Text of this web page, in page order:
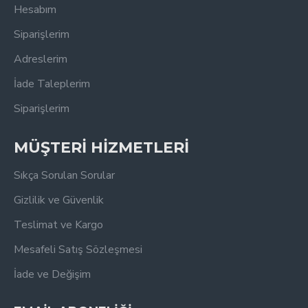
Hesabım
Siparişlerim
Adreslerim
İade Taleplerim
Siparişlerim
MÜŞTERİ HİZMETLERİ
Sıkça Sorulan Sorular
Gizlilik ve Güvenlik
Teslimat ve Kargo
Mesafeli Satış Sözleşmesi
İade ve Değişim